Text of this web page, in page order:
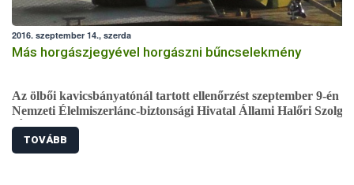
2016. szeptember 14., szerda
Más horgászjegyével horgászni bűncselekmény
Az ölbői kavicsbányatónál tartott ellenőrzést szeptember 9-én a
Nemzeti Élelmiszerlánc-biztonsági Hivatal Állami Halőri
(ÁHSZ). A vizsgálat során egy horgászról kiderült, hogy hamis
papírokkal horgászik, ezért a rendőrség okirat hamisításért
előállította.
TOVÁBB